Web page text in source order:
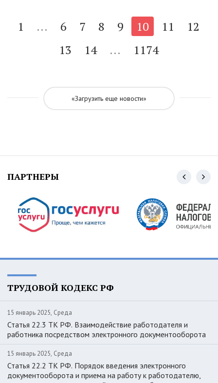
1 ... 6 7 8 9 10 11
12
13
14 ... 1174
«Загрузить еще новости»
ПАРТНЕРЫ
ТРУДОВОЙ КОДЕКС РФ
15 январь 2025, Среда
Статья 22.3 ТК РФ. Взаимодействие работодателя и
работника посредством электронного документооборота
15 январь 2025, Среда
Статья 22.2 ТК РФ. Порядок введения электронного
документооборота и приема на работу к работодателю,